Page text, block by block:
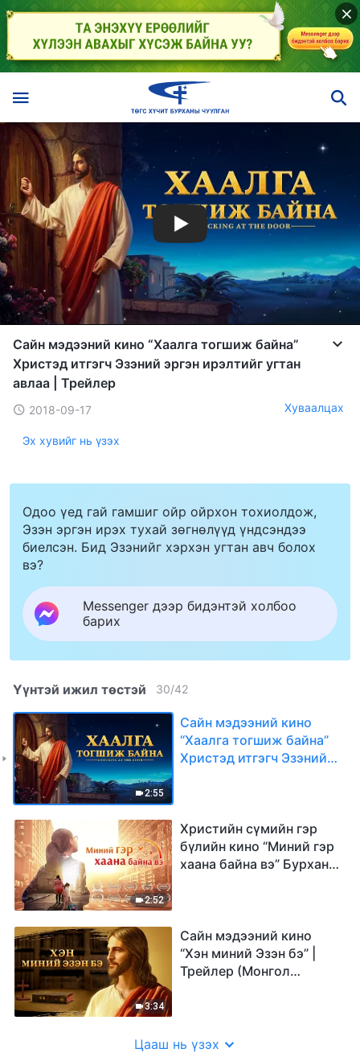
Сайн мэдээний кино “Хаалга тогшиж байна”
Христэд итгэгч Эзэний эргэн ирэлтийг угтан
авлаа | Трейлер
2018-09-17 Хуваалцах
Эх хувийг нь үзэх
Одоо үед гай гамшиг ойр ойрхон тохиолдож,
Эзэн эргэн ирэх тухай зөгнөлүүд үндсэндээ
биелсэн. Бид Эзэнийг хэрхэн угтан авч болох
вэ?
Messenger дээр бидэнтэй холбоо
барих
Үүнтэй ижил төстэй 30/42
2:55
Сайн мэдээний кино
“Хаалга тогшиж байна”
Христэд итгэгч Эзэний
2:52
Христийн сүмийн гэр
бүлийн кино “Миний гэр
хаана байна вэ” Бурхан
3:34
Сайн мэдээний кино
“Хэн миний Эзэн бэ” |
Трейлер (Монгол
Цааш нь үзэх